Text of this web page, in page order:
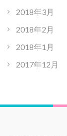
2018年3月
2018年2月
2018年1月
2017年12月